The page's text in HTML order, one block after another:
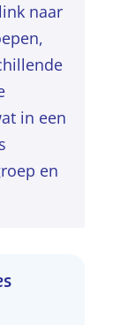
naar
in een
en